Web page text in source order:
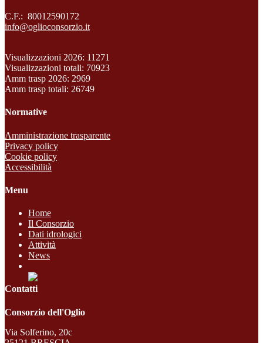
C.F.: 80012590172
info@oglioconsorzio.it
Visualizzazioni 2026: 11271
Visualizzazioni totali: 70923
Amm trasp 2026: 2969
Amm trasp totali: 26749
Normative
Amministrazione trasparente
Privacy policy
Cookie policy
Accessibilità
Menu
Home
Il Consorzio
Dati idrologici
Attività
News
Contatti
Consorzio dell'Oglio
Via Solferino, 20c